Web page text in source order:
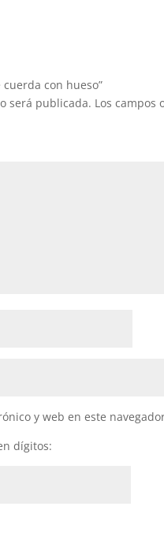
con hueso”
será publicada. Los campos
y web en este
dígitos: